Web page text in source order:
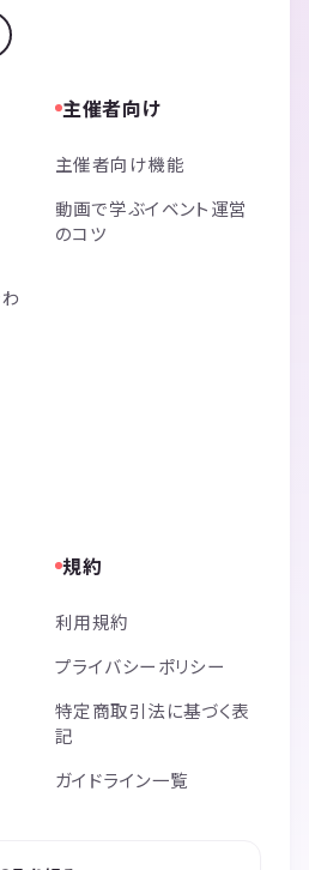
主催者向け
主催者向け機能
動画で学ぶイベント運営
のコツ
規約
利用規約
プライバシーポリシー
特定商取引法に基づく表
記
ガイドライン一覧